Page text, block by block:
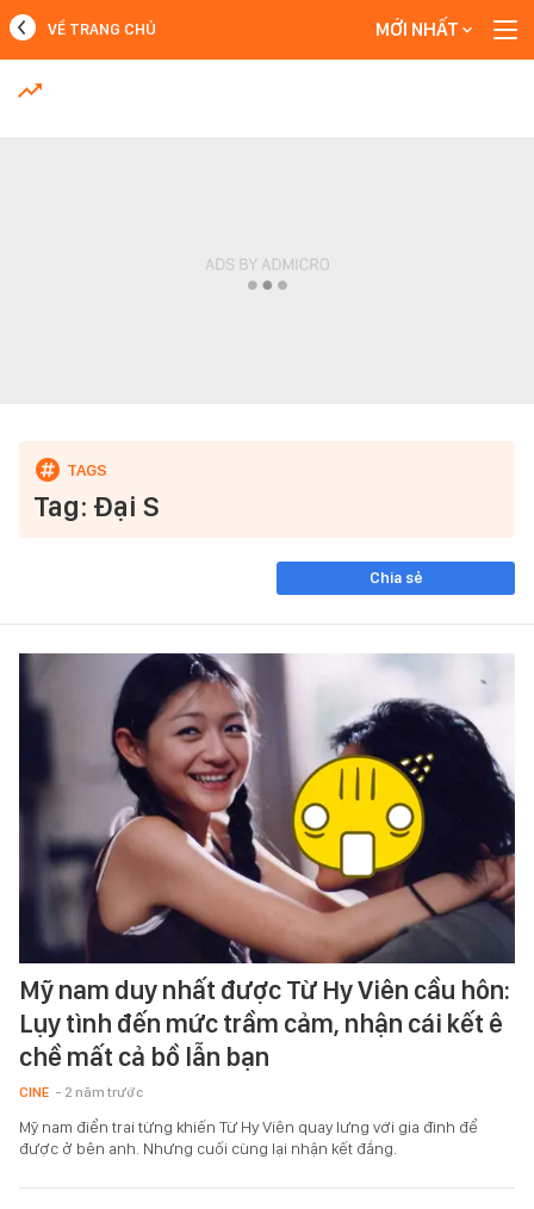
MỚI NHẤT
VỀ TRANG CHỦ MỚI NHẤT
Tag: Đại S
Chia sẻ
Mỹ nam duy nhất được Từ Hy Viên cầu hôn:
Lụy tình đến mức trầm cảm, nhận cái kết ê
chề mất cả bồ lẫn bạn
CINE - 2 năm trước
Mỹ nam điển trai từng khiến Từ Hy Viên quay lưng với gia đình để
được ở bên anh. Nhưng cuối cùng lại nhận kết đắng.